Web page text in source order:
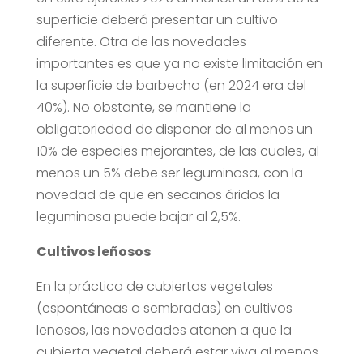
superficie deberá presentar un cultivo
diferente. Otra de las novedades
importantes es que ya no existe limitación en
la superficie de barbecho (en 2024 era del
40%). No obstante, se mantiene la
obligatoriedad de disponer de al menos un
10% de especies mejorantes, de las cuales, al
menos un 5% debe ser leguminosa, con la
novedad de que en secanos áridos la
leguminosa puede bajar al 2,5%.
Cultivos leñosos
En la práctica de cubiertas vegetales
(espontáneas o sembradas) en cultivos
leñosos, las novedades atañen a que la